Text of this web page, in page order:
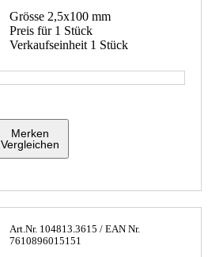
Grösse 2,5x100 mm
Preis für 1 Stück
Verkaufseinheit 1 Stück
Merken
Vergleichen
Art.Nr. 104813.3615 / EAN Nr.
7610896015151